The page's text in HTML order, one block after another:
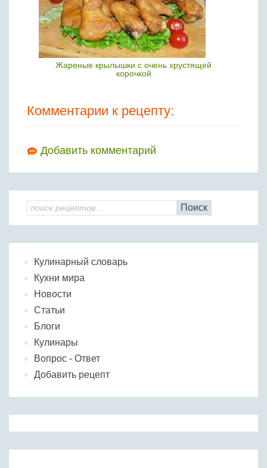
Жареные крылышки с очень хрустящей
корочкой
Комментарии к рецепту:
Добавить комментарий
Поиск
Кулинарный словарь
Кухни мира
Новости
Статьи
Блоги
Кулинары
Вопрос - Ответ
Добавить рецепт